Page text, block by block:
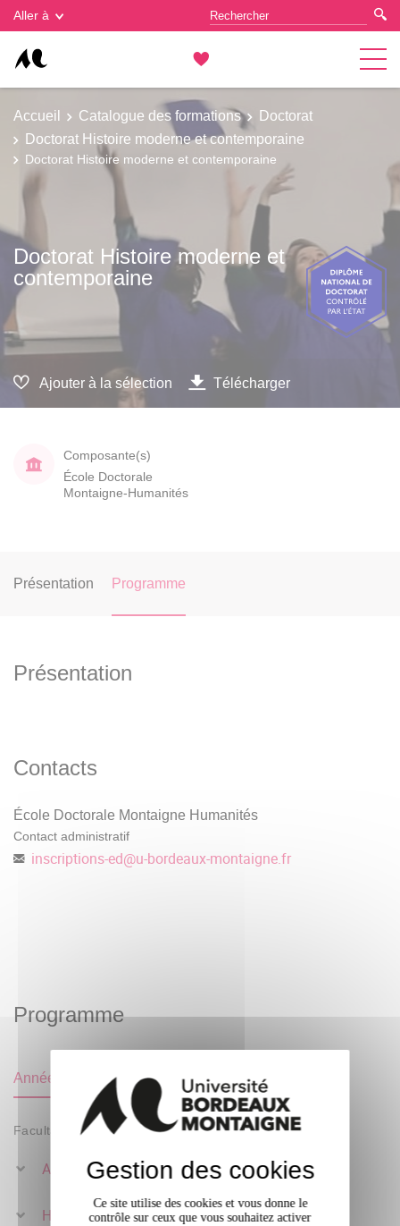
Aller à
Accueil Catalogue des formations
Doctorat
Doctorat Histoire moderne et contemporaine
Doctorat Histoire moderne et contemporaine
Doctorat Histoire moderne et
contemporaine
Ajouter à la sélection Télécharger
Composante(s)
École Doctorale
Montaigne-Humanités
Présentation Programme
Présentation
Contacts
École Doctorale Montaigne Humanités
Contact administratif
inscriptions-ed@u-bordeaux-montaigne.fr
Programme
Année
Facultatif
A la croisée des savoirs
Horizon de la Recherche
Gestion des cookies
Gestion des cookies
Ce site utilise des cookies et vous donne le
contrôle sur ceux que vous souhaitez activer